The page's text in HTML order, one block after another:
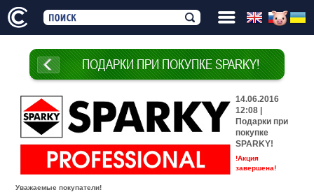
ПОДАРКИ ПРИ ПОКУПКЕ SPARKY!
14.06.2016
12:08 |
Подарки при
покупке
SPARKY!
!Акция
завершена!
Уважаемые покупатели!